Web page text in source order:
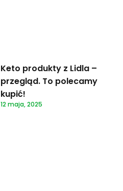
Keto produkty z Lidla –
przegląd. To polecamy
kupić!
12 maja, 2025